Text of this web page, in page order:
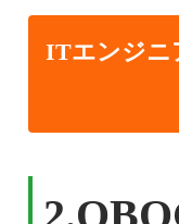
ITエンジニ